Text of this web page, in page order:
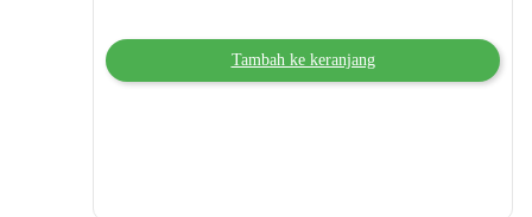
Tambah ke keranjang